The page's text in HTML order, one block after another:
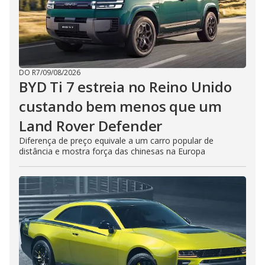
DO R7/09/08/2026
BYD Ti 7 estreia no Reino Unido
custando bem menos que um
Land Rover Defender
Diferença de preço equivale a um carro popular de
distância e mostra força das chinesas na Europa